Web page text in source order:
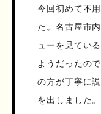
今回初めて不
た。名古屋市
ューを見てい
ようだったの
の方が丁寧に
を出しました